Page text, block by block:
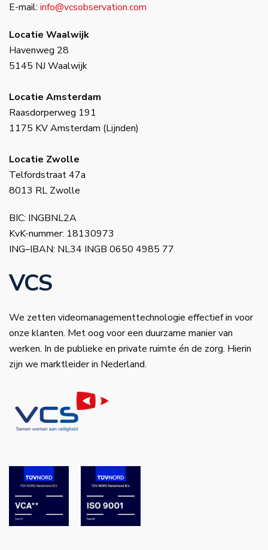
E-mail: info@vcsobservation.com
Locatie Waalwijk
Havenweg 28
5145 NJ Waalwijk
Locatie Amsterdam
Raasdorperweg 191
1175 KV Amsterdam (Lijnden)
Locatie Zwolle
Telfordstraat 47a
8013 RL Zwolle
BIC: INGBNL2A
KvK-nummer: 18130973
ING–IBAN: NL34 INGB 0650 4985 77
VCS
We zetten videomanagementtechnologie effectief in voor
onze klanten. Met oog voor een duurzame manier van
werken. In de publieke en private ruimte én de zorg. Hierin
zijn we marktleider in Nederland.